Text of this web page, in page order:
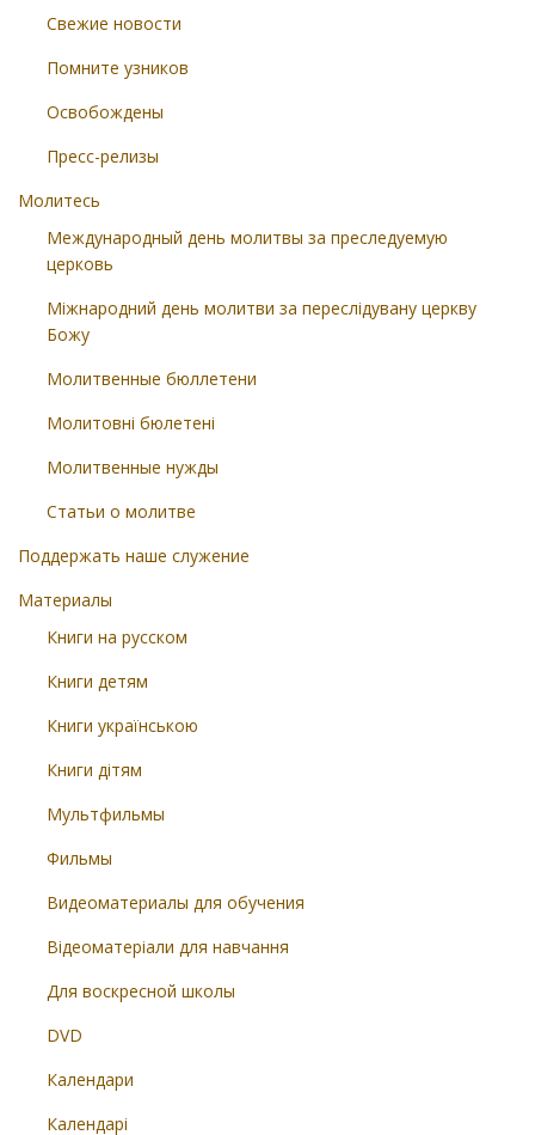
Свежие новости
Помните узников
Освобождены
Пресс-релизы
Молитесь
Международный день молитвы за преследуемую
церковь
Міжнародний день молитви за переслідувану церкву
Божу
Молитвенные бюллетени
Молитовні бюлетені
Молитвенные нужды
Статьи о молитве
Поддержать наше служение
Материалы
Книги на русском
Книги детям
Книги українською
Книги дітям
Мультфильмы
Фильмы
Видеоматериалы для обучения
Відеоматеріали для навчання
Для воскресной школы
DVD
Календари
Календарі